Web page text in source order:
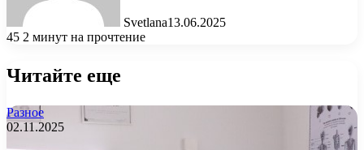
Svetlana13.06.2025
45 2 минут на прочтение
Читайте еще
Разное
02.11.2025